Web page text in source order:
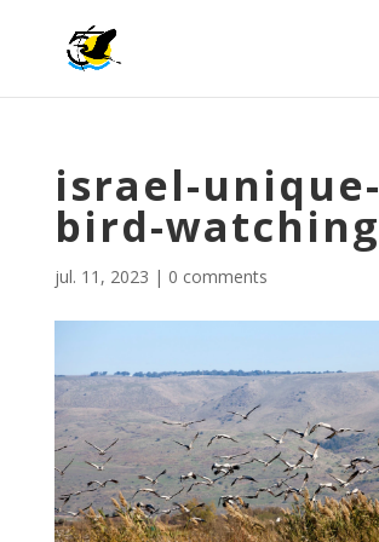
israel-unique-
bird-watching
jul. 11, 2023 | 0 comments